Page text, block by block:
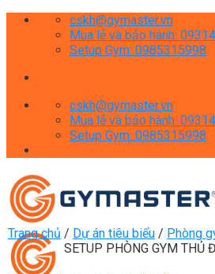
Skip
cskh@gymaster.vn
Mua lẻ và bảo hành:
Setup Gym: 0985315998
cskh@gymaster.vn
Mua lẻ và bảo hành:
Setup Gym: 0985315998
Trang chủ / Dự án tiêu biểu / Phòng
SETUP PHÒNG GYM THỦ